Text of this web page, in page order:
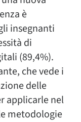
è
insegnanti
di
(89,4%).
che vede i
delle
applicarle nel
metodologie